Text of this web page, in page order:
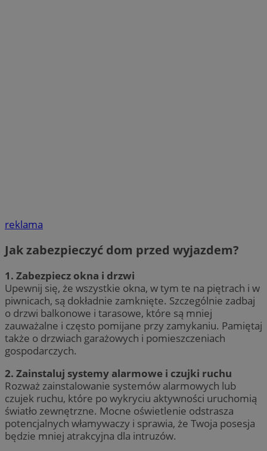
reklama
Jak zabezpieczyć dom przed wyjazdem?
1. Zabezpiecz okna i drzwi
Upewnij się, że wszystkie okna, w tym te na piętrach i w
piwnicach, są dokładnie zamknięte. Szczególnie zadbaj
o drzwi balkonowe i tarasowe, które są mniej
zauważalne i często pomijane przy zamykaniu. Pamiętaj
także o drzwiach garażowych i pomieszczeniach
gospodarczych.
2. Zainstaluj systemy alarmowe i czujki ruchu
Rozważ zainstalowanie systemów alarmowych lub
czujek ruchu, które po wykryciu aktywności uruchomią
światło zewnętrzne. Mocne oświetlenie odstrasza
potencjalnych włamywaczy i sprawia, że Twoja posesja
będzie mniej atrakcyjna dla intruzów.